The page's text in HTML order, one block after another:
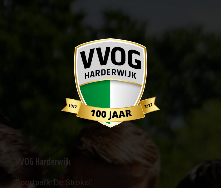
VVOG Harderwijk
Sportpark 'De Strokel'